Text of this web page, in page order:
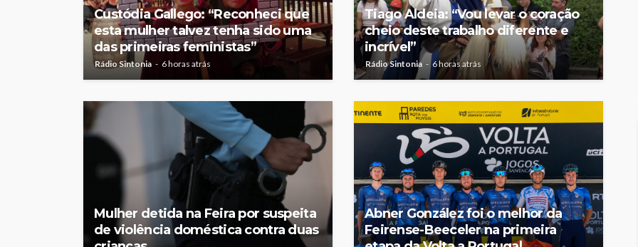
Custódia Gallego: “Reconheci que
esta mulher talvez tenha sido uma
das primeiras feministas”
Rádio Sintonia 6 horas atrás
Tiago Aldeia: “Vou levar o coração
cheio deste trabalho diferente e
incrível”
Rádio Sintonia 6 horas atrás
Mulher detida na Feira por suspeita
de violência doméstica contra duas
Abner González foi o melhor da
Feirense-Beeceler na primeira